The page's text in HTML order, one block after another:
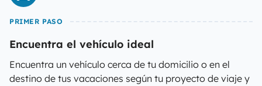
PRIMER PASO
Encuentra el vehículo ideal
Encuentra un vehículo cerca de tu domicilio o en el
destino de tus vacaciones según tu proyecto de viaje y